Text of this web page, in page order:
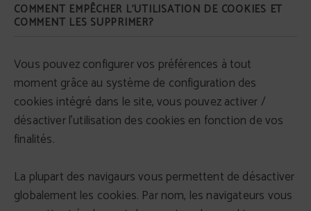
COMMENT EMPÊCHER L'UTILISATION DE COOKIES ET
COMMENT LES SUPPRIMER?
Vous pouvez configurer vos préférences à tout
moment grâce au système de configuration des
cookies intégré dans le site, vous pouvez activer /
désactiver l'utilisation des cookies en fonction de vos
finalités.
La plupart des navigaurs vous permettent de désactiver
globalement les cookies. Par nom, les navigateurs vous